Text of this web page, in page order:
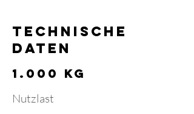
TECHNISCHE
DATEN
1.000 kg
Nutzlast